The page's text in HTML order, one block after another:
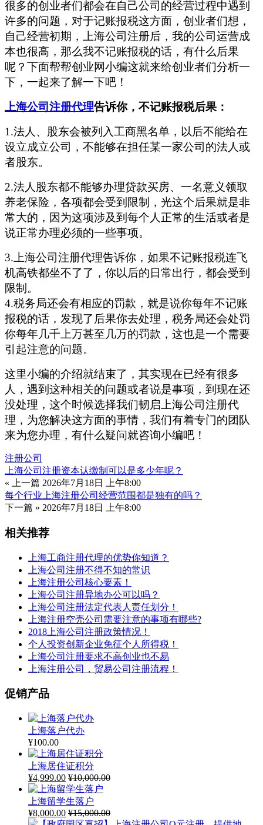
很多的创业者们都会在自己公司的经营过程中遇到
许多的问题，对于记账报税这方面，创业者们想，
自己经营初期，上海公司注册后，我的公司运营成
本也很高，那么我不记账报税的话，有什么后果
呢？下面帮帮创业网小编这就来给创业者们分析一
下，一起来了解一下吧！
上海公司注册代理告诉你，不记账报税后果：
1.法人、股东会被列入工商黑名单，以后不能给在
设立成立公司，不能够在担任某一家公司的法人或
者股东。
2.法人股东都不能够办理贷款买房、一名意义领取
养老保险，各项都会受到限制，光这个后果就是非
常大的，因为这项涉及到每个人正常的生活或者是
说正常办理必须的一些事项。
3.上海公司注册代理告诉你，如果不记账报税连飞
机高铁都坐不了了，你以后的日常出行，都会受到
限制。
4.税务局还会有相应的罚款，就是说你每年不记账
报税的话，发现了后果你去处理，税务局还会处罚
你每年几千上万甚至几万的罚款，这也是一个需要
引起注意的问题。
这里小编的介绍就结束了，其实现在已经有很多
人，遇到这种相关的问题或者说是事项，到现在还
没处理，这个时候选择我们韧启上海公司注册代
理，为您解决这方面的事情，我们有着专门的团队
来为您办理，有什么疑问就咨询小编吧！
注册公司
上海公司注册资本认缴制可以是多少年呢？
« 上一篇 2026年7月18日 上午8:00
每个行业上海注册公司经营范围都是独有的吗？
下一篇 » 2026年7月18日 上午8:00
相关推荐
上海工商注册代理的优势你知道？
上海公司注册不得不知的常识
上海注册公司核心要素！
上海公司注册异地办公可以吗？
上海公司注册法定代表人责任划分！
上海注册空壳公司需要注意的事项有哪些?
2018上海公司注册政策情况！
个人投资创新企业免征个人所得税！
上海公司注册要求不高创业也不易
上海注册公司，贸易公司注册流程！
促销产品
上海落户代办
¥100.00
上海居住证积分
¥4,999.00 ¥10,000.00
上海留学生落户
¥8,000.00 ¥15,000.00